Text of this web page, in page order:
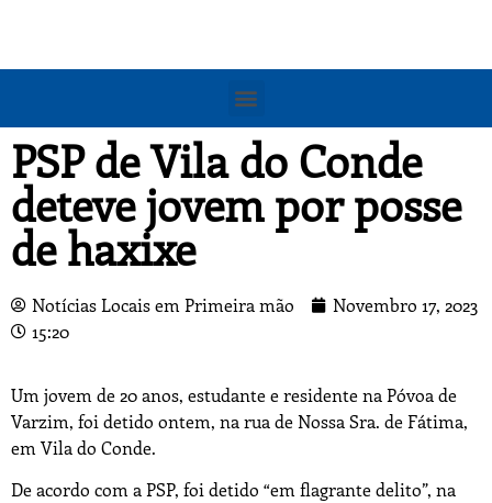
PSP de Vila do Conde
deteve jovem por posse
de haxixe
Notícias Locais em Primeira mão
Novembro 17, 2023
15:20
Um jovem de 20 anos, estudante e residente na Póvoa de
Varzim, foi detido ontem, na rua de Nossa Sra. de Fátima,
em Vila do Conde.
De acordo com a PSP, foi detido “em flagrante delito”, na